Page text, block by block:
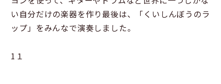
い自分だけの楽器を作り最後は、「くいしんぼうのラ
ップ」をみんなで演奏しました。
1１